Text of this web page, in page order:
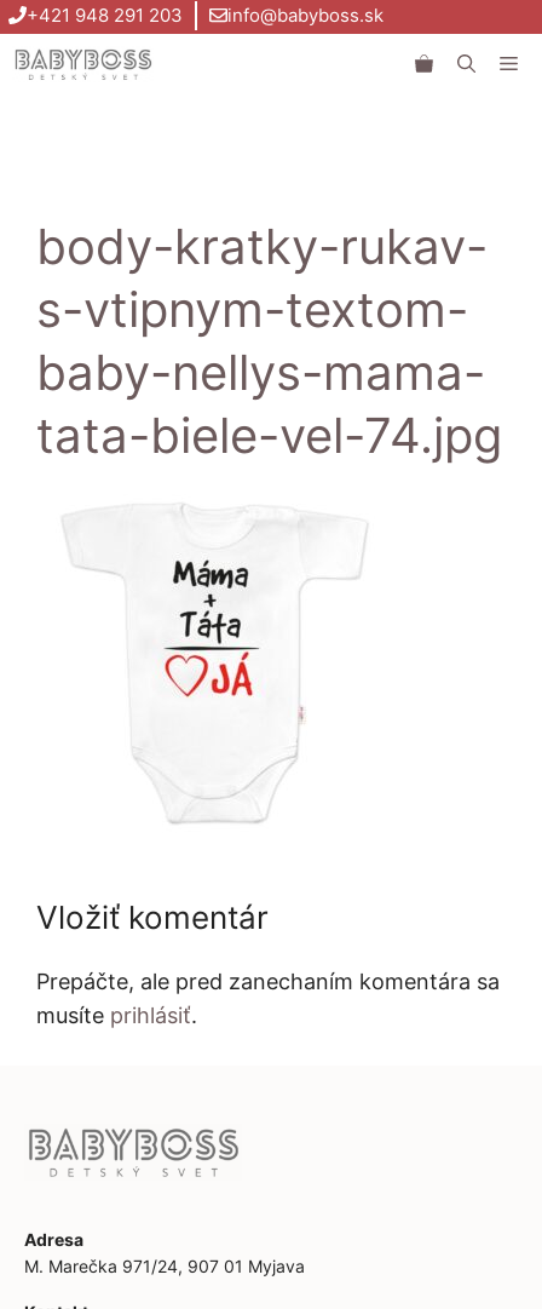
Preskočiť
na
obsah
+421 948 291 203 info@babyboss.sk
body-kratky-rukav-
s-vtipnym-textom-
baby-nellys-mama-
tata-biele-vel-74.jpg
Vložiť komentár
Prepáčte, ale pred zanechaním komentára sa
musíte prihlásiť.
Adresa
M. Marečka 971/24, 907 01 Myjava